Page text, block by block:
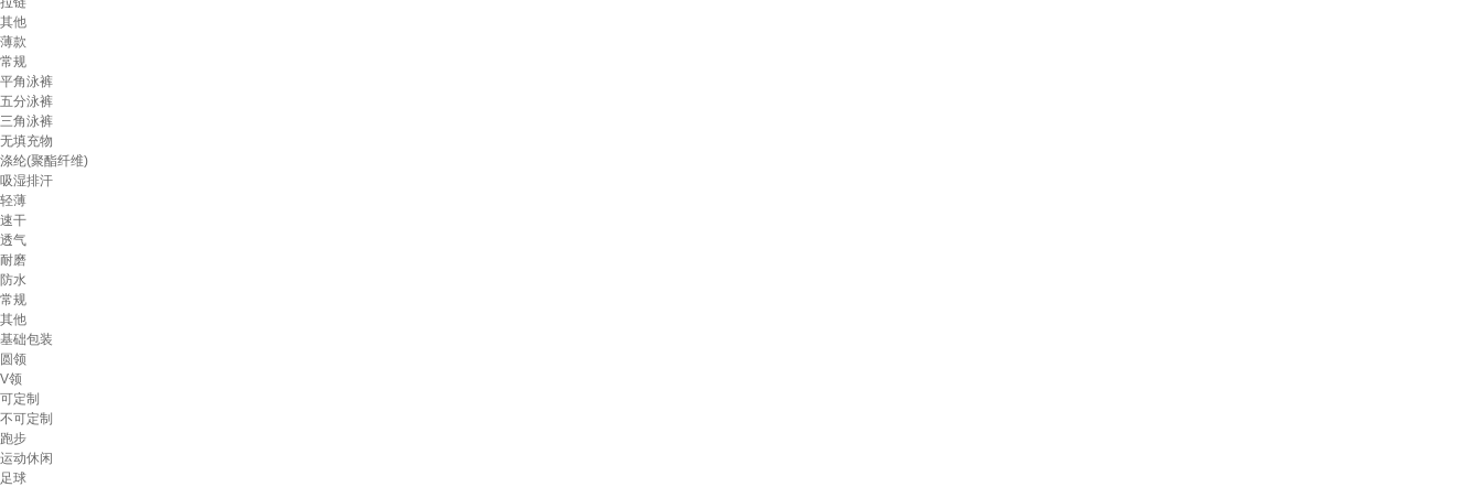
其他
薄款
常规
平角泳裤
五分泳裤
三角泳裤
无填充物
涤纶(聚酯纤维)
吸湿排汗
轻薄
速干
透气
耐磨
防水
常规
其他
基础包装
圆领
V领
可定制
不可定制
跑步
运动休闲
足球